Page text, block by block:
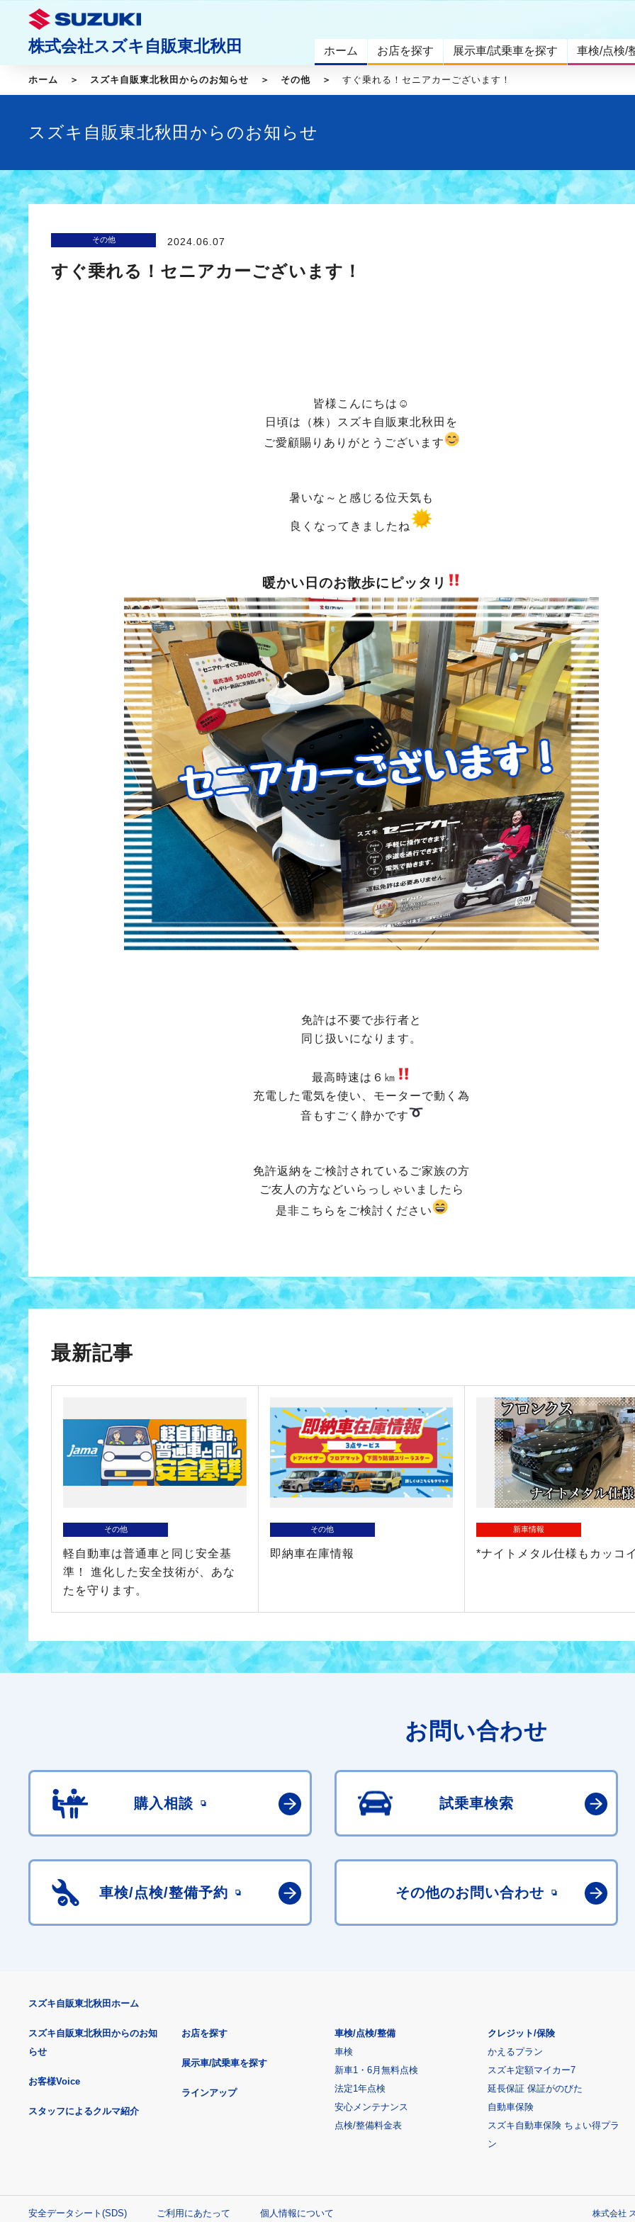
株式会社スズキ自販東北秋田 ホーム お店を探す 展示車/試乗車を探す 車検/点検/
ホーム スズキ自販東北秋田からのお知らせ その他 すぐ乗れる！セニアカーございます！
スズキ自販東北秋田からのお知らせ
その他 2024.06.07
すぐ乗れる！セニアカーございます！
皆様こんにちは☺
日頃は（株）スズキ自販東北秋田を
ご愛顧賜りありがとうございます
暑いな～と感じる位天気も
良くなってきましたね
暖かい日のお散歩にピッタリ
免許は不要で歩行者と
同じ扱いになります。
最高時速は６㎞
充電した電気を使い、モーターで動く為
音もすごく静かです
免許返納をご検討されているご家族の方
ご友人の方などいらっしゃいましたら
是非こちらをご検討ください
最新記事
その他
軽自動車は普通車と同じ安全基
準！ 進化した安全技術が、あな
たを守ります。
その他
即納車在庫情報
新車情報
*ナイトメタル仕様もカッコ
お問い合わせ
購入相談 試乗車検索
車検/点検/整備予約 その他のお問い合わせ
スズキ自販東北秋田ホーム
スズキ自販東北秋田からのお知
らせ
お客様Voice
スタッフによるクルマ紹介
お店を探す
展示車/試乗車を探す
ラインアップ
車検/点検/整備
車検
新車1・6月無料点検
法定1年点検
安心メンテナンス
点検/整備料金表
クレジット/保険
かえるプラン
スズキ定額マイカー7
延長保証 保証がのびた
自動車保険
スズキ自動車保険 ちょい得プラ
ン
安全データシート(SDS) ご利用にあたって 個人情報について 株式会社